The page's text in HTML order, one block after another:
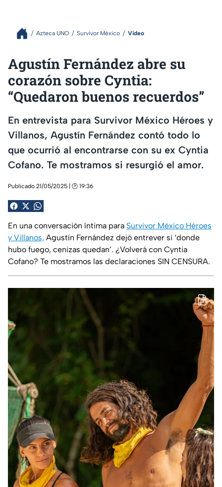
Azteca UNO Survivor México Video
Agustín Fernández abre su
corazón sobre Cyntia:
“Quedaron buenos recuerdos”
En entrevista para Survivor México Héroes y
Villanos, Agustín Fernández contó todo lo
que ocurrió al encontrarse con su ex Cyntia
Cofano. Te mostramos si resurgió el amor.
Publicado 21/05/2025 | 🕑 19:36
En una conversación íntima para Survivor México Héroes
y Villanos, Agustín Fernández dejó entrever si ‘donde
hubo fuego, cenizas quedan’. ¿Volverá con Cyntia
Cofano? Te mostramos las declaraciones SIN CENSURA.